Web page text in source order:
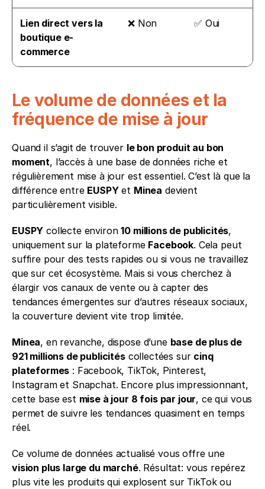
Lien direct vers la
boutique e-
commerce
❌ Non ✅ Oui
Le volume de données et la
fréquence de mise à jour
Quand il s’agit de trouver le bon produit au bon
moment, l’accès à une base de données riche et
régulièrement mise à jour est essentiel. C’est là que la
différence entre EUSPY et Minea devient
particulièrement visible.
EUSPY collecte environ 10 millions de publicités,
uniquement sur la plateforme Facebook. Cela peut
suffire pour des tests rapides ou si vous ne travaillez
que sur cet écosystème. Mais si vous cherchez à
élargir vos canaux de vente ou à capter des
tendances émergentes sur d’autres réseaux sociaux,
la couverture devient vite trop limitée.
Minea, en revanche, dispose d’une base de plus de
921 millions de publicités collectées sur cinq
plateformes : Facebook, TikTok, Pinterest,
Instagram et Snapchat. Encore plus impressionnant,
cette base est mise à jour 8 fois par jour, ce qui vous
permet de suivre les tendances quasiment en temps
réel.
Ce volume de données actualisé vous offre une
vision plus large du marché. Résultat: vous repérez
plus vite les produits qui explosent sur TikTok ou